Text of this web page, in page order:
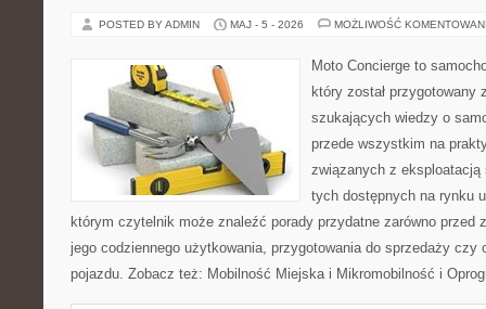
POSTED BY ADMIN MAJ - 5 - 2026 MOŻLIWOŚĆ
Moto Concierge to
który został przygotowany
szukających wiedzy o
przede wszystkim na
związanych z eksploatacją
tych dostępnych na rynku
którym czytelnik może znaleźć porady przydatne zarówno przed
jego codziennego użytkowania, przygotowania do sprzedaży czy
pojazdu. Zobacz też: Mobilność Miejska i Mikromobilność i